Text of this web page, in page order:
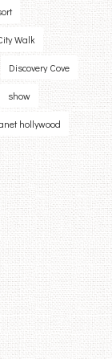
Walk
Discovery Cove
show
hollywood